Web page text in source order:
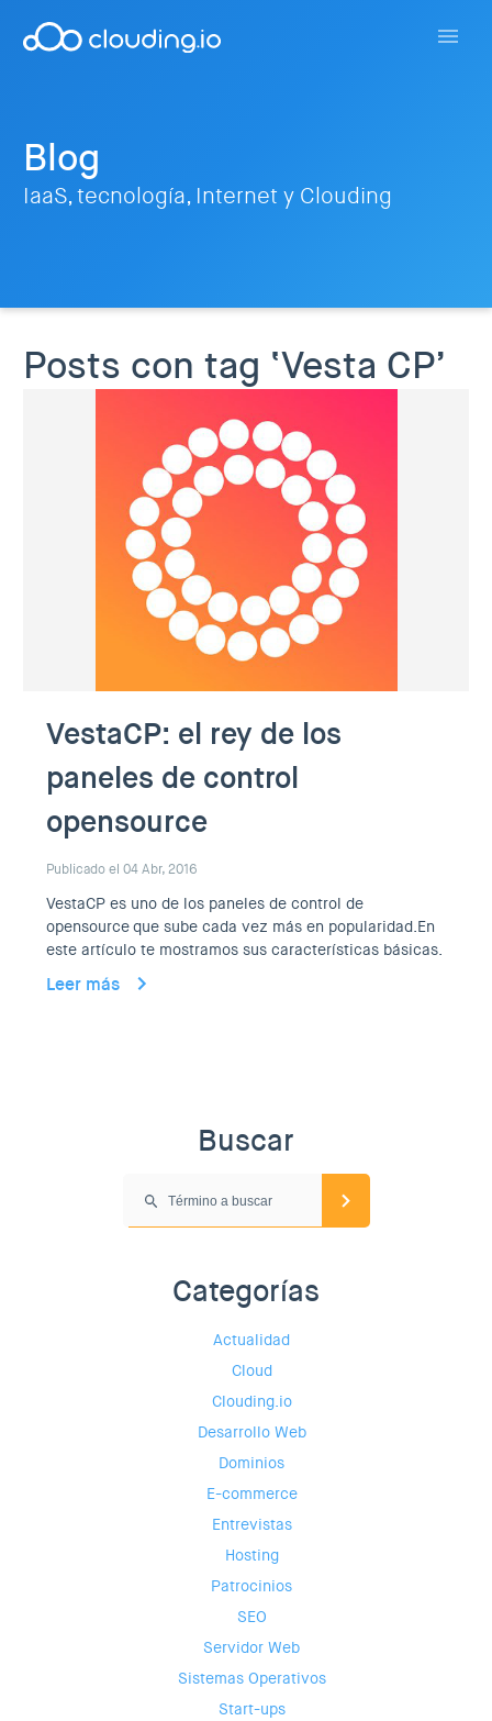
Blog
IaaS, tecnología, Internet y Clouding
Posts con tag ‘Vesta CP’
VestaCP: el rey de los
paneles de control
opensource
Publicado el 04 Abr, 2016
VestaCP es uno de los paneles de control de
opensource que sube cada vez más en popularidad.En
este artículo te mostramos sus características básicas.
Leer más
Buscar
Categorías
Actualidad
Cloud
Clouding.io
Desarrollo Web
Dominios
E-commerce
Entrevistas
Hosting
Patrocinios
SEO
Servidor Web
Sistemas Operativos
Start-ups